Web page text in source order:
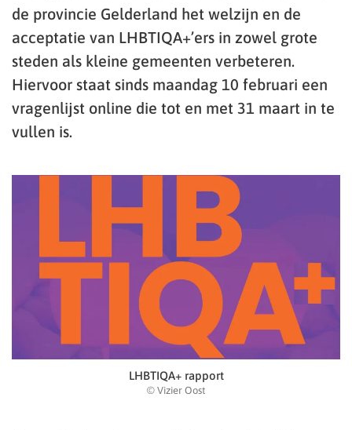
de provincie Gelderland het welzijn en de
acceptatie van LHBTIQA+’ers in zowel grote
steden als kleine gemeenten verbeteren.
Hiervoor staat sinds maandag 10 februari een
vragenlijst online die tot en met 31 maart in te
vullen is.
LHBTIQA+ rapport
© Vizier Oost